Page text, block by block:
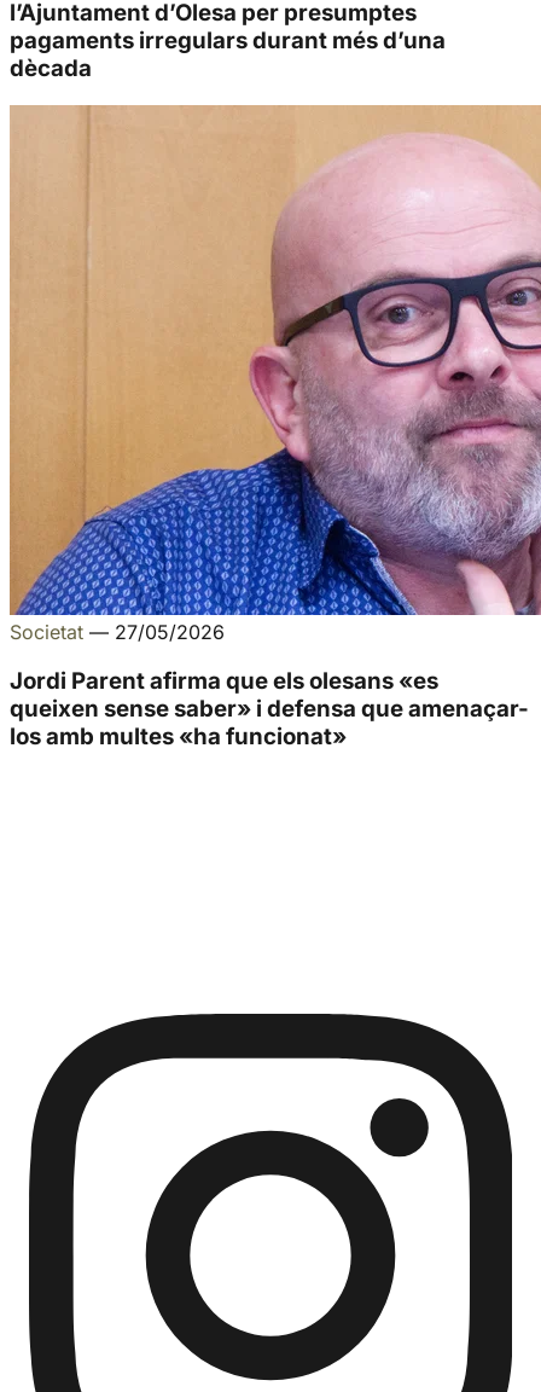
l’Ajuntament d’Olesa per presumptes
pagaments irregulars durant més d’una
dècada
Societat — 27/05/2026
Jordi Parent afirma que els olesans «es
queixen sense saber» i defensa que amenaçar-
los amb multes «ha funcionat»